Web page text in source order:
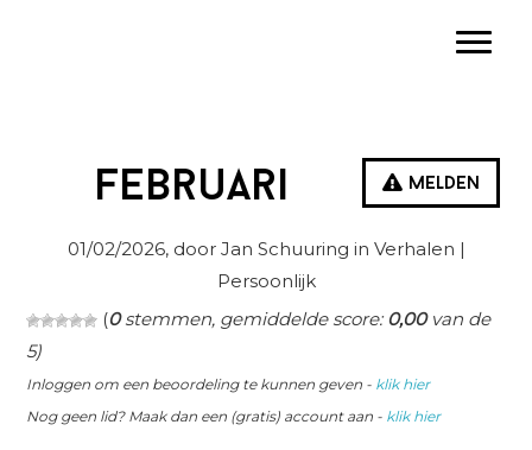
Melden
Februari
01/02/2026, door Jan Schuuring in Verhalen |
Persoonlijk
(0stemmen, gemiddelde score:0,00van de
5)
Inloggen om een beoordeling te kunnen geven - klik hier
Nog geen lid? Maak dan een (gratis) account aan - klik hier